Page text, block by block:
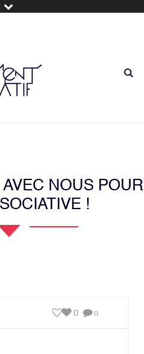
NOUS POUR
!
0
0